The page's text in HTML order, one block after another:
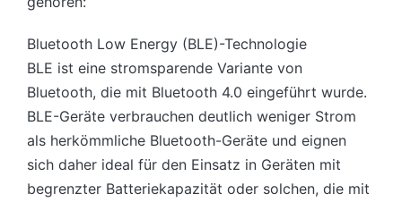
Bluetooth Low Energy (BLE)-Technologie
BLE ist eine stromsparende Variante von
Bluetooth, die mit Bluetooth 4.0 eingeführt wurde.
BLE-Geräte verbrauchen deutlich weniger Strom
als herkömmliche Bluetooth-Geräte und eignen
sich daher ideal für den Einsatz in Geräten mit
begrenzter Batteriekapazität oder solchen, die mit